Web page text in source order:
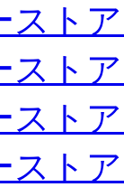
スト
スト
スト
スト